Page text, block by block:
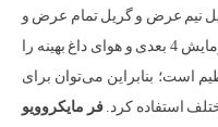
روش مختلف گریل نیم عرض و گریل تمام عرض و
از پیش گرم‌کننده و گریل با هوای داغ و گرمایش 4 بعدی و هوای داغ بهینه را
5 حالت قابل تنظیم است؛ بنابراین می‌توان برای
فر مایکروویو